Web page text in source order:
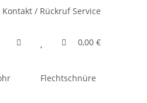
Kontakt / Rückruf Service
0,00 €
Flechtschnüre